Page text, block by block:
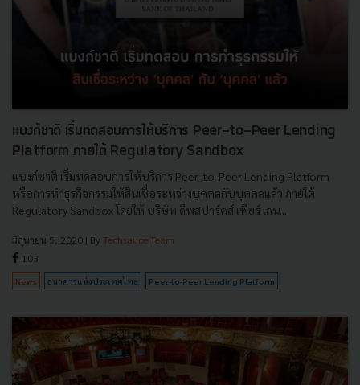
แบงก์ชาติ เริ่มทดสอบการให้บริการ Peer-to-Peer Lending
Platform ภายใต้ Regulatory Sandbox
แบงก์ชาติ เริ่มทดสอบการให้บริการ Peer-to-Peer Lending Platform
หรือการทำธุรกิจกรรมให้สินเชื่อระหว่างบุคคลกับบุคคลแล้ว ภายใต้
Regulatory Sandbox โดยให้ บริษัท ดีพสปาร์คส์ เพียร์ เลน...
มิถุนายน 5, 2020 | By Techsauce Team
103
News ธนาคารแห่งประเทศไทย Peer-to-Peer Lending Platform